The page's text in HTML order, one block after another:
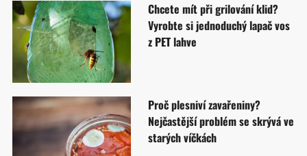
Chcete mít při grilování klid?
Vyrobte si jednoduchý lapač vos
z PET lahve
Proč plesniví zavařeniny?
Nejčastější problém se skrývá ve
starých víčkách